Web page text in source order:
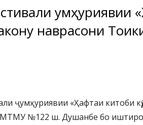
ҷумҳуриявии
наврасони
ҷумҳуриявии «Ҳафтаи китоби
МТМУ №122 ш. Душанбе бо